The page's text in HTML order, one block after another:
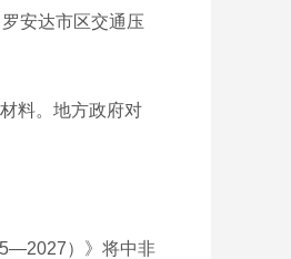
安达市区交通压
料。地方政府对
）》将中非